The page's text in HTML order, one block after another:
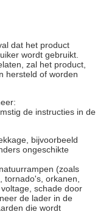
dat het product
wordt gebruikt.
zal het product,
hersteld of worden
de instructies in de
bijvoorbeeld
ongeschikte
(zoals
orkanen,
schade door
de lader in de
die wordt